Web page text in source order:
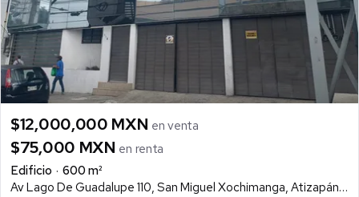
$12,000,000 MXN en venta
$75,000 MXN en renta
Edificio
600 m²
Av Lago De Guadalupe 110, San Miguel Xochimanga, Atizapán de Zaragoza